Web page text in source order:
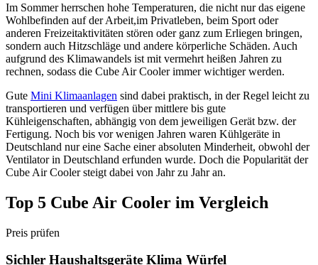
Im Sommer herrschen hohe Temperaturen, die nicht nur das eigene
Wohlbefinden auf der Arbeit,im Privatleben, beim Sport oder
anderen Freizeitaktivitäten stören oder ganz zum Erliegen bringen,
sondern auch Hitzschläge und andere körperliche Schäden. Auch
aufgrund des Klimawandels ist mit vermehrt heißen Jahren zu
rechnen, sodass die Cube Air Cooler immer wichtiger werden.
Gute Mini Klimaanlagen sind dabei praktisch, in der Regel leicht zu
transportieren und verfügen über mittlere bis gute
Kühleigenschaften, abhängig von dem jeweiligen Gerät bzw. der
Fertigung. Noch bis vor wenigen Jahren waren Kühlgeräte in
Deutschland nur eine Sache einer absoluten Minderheit, obwohl der
Ventilator in Deutschland erfunden wurde. Doch die Popularität der
Cube Air Cooler steigt dabei von Jahr zu Jahr an.
Top 5 Cube Air Cooler im Vergleich
Preis prüfen
Sichler Haushaltsgeräte Klima Würfel